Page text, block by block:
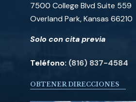
7500 College Blvd Suite 559
Overland Park, Kansas 66210
Solo con cita previa
Teléfono: (816) 837-4584
OBTENER DIRECCIONES